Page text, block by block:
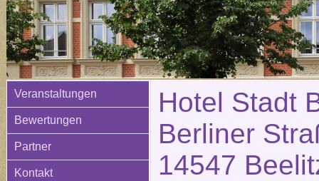
Veranstaltungen
Bewertungen
Partner
Kontakt
Hotel Stadt
Berliner
14547